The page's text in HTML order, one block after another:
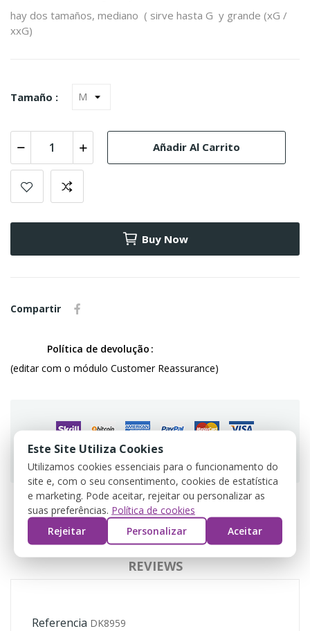
hay dos tamaños, mediano ( sirve hasta G y grande (xG /
xxG)
Tamaño :
Añadir Al Carrito
Buy Now
Compartir
Política de devolução
(editar com o módulo Customer Reassurance)
Guarantee safe & secure checkout
DETALLES DEL PRODUCTO
REVIEWS
Referencia DK8959
Este Site Utiliza Cookies
Utilizamos cookies essenciais para o funcionamento do
site e, com o seu consentimento, cookies de estatística
e marketing. Pode aceitar, rejeitar ou personalizar as
suas preferências. Política de cookies
Rejeitar
Personalizar Aceitar